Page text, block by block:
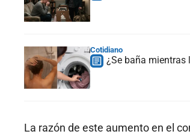
Cotidiano
¿Se baña mientras
La razón de este aumento en el